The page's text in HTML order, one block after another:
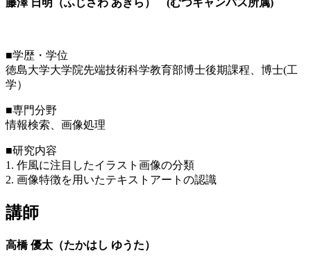
■学歴・学位
徳島大学大学院先端技術科学教育部博士後期課程、博士(工
学）
■専門分野
情報検索、画像処理
■研究内容
1. 作風に注目したイラスト画像の分類
2. 画像特徴を用いたテキストアートの認識
講師
高橋 優太（たかはし ゆうた）